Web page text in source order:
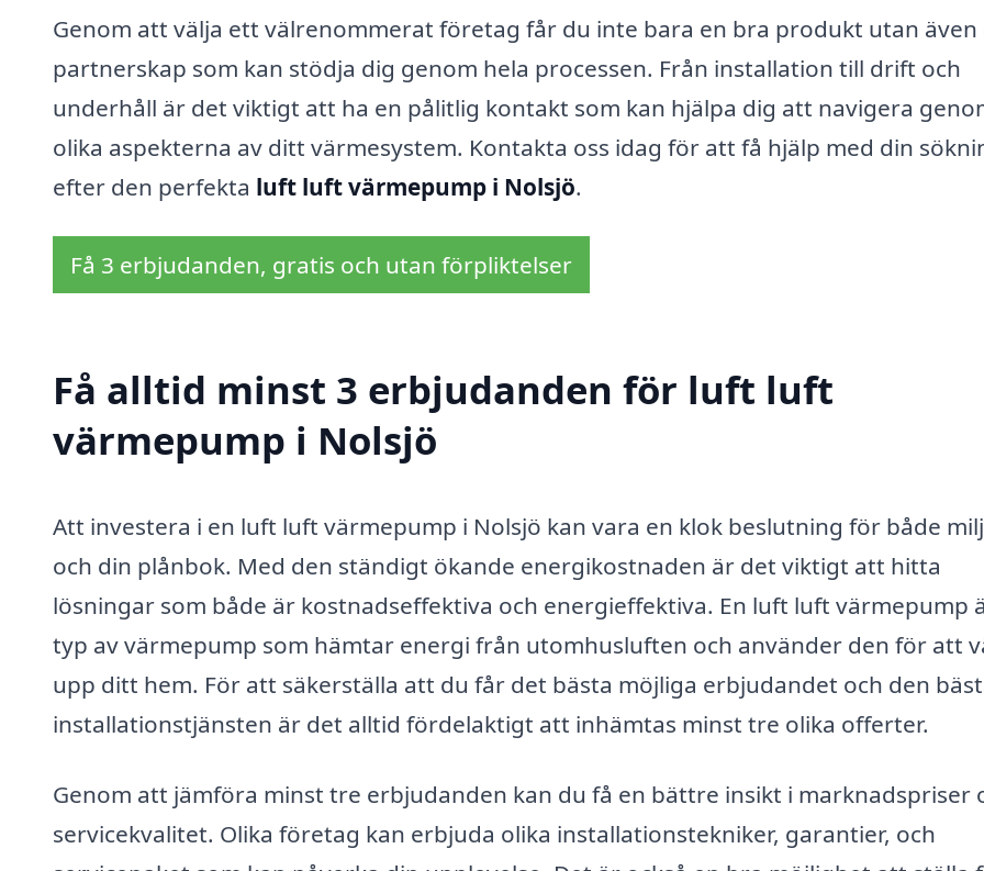
Genom att välja ett välrenommerat företag får du inte bara en bra produkt utan även
partnerskap som kan stödja dig genom hela processen. Från installation till drift och
underhåll är det viktigt att ha en pålitlig kontakt som kan hjälpa dig att navigera
olika aspekterna av ditt värmesystem. Kontakta oss idag för att få hjälp med din
efter den perfekta luft luft värmepump i Nolsjö.
Få 3 erbjudanden, gratis och utan förpliktelser
Få alltid minst 3 erbjudanden för luft luft
värmepump i Nolsjö
Att investera i en luft luft värmepump i Nolsjö kan vara en klok beslutning för både
och din plånbok. Med den ständigt ökande energikostnaden är det viktigt att hitta
lösningar som både är kostnadseffektiva och energieffektiva. En luft luft värmepump
typ av värmepump som hämtar energi från utomhusluften och använder den för att
upp ditt hem. För att säkerställa att du får det bästa möjliga erbjudandet och den
installationstjänsten är det alltid fördelaktigt att inhämtas minst tre olika offerter.
Genom att jämföra minst tre erbjudanden kan du få en bättre insikt i marknadspriser
servicekvalitet. Olika företag kan erbjuda olika installationstekniker, garantier, och